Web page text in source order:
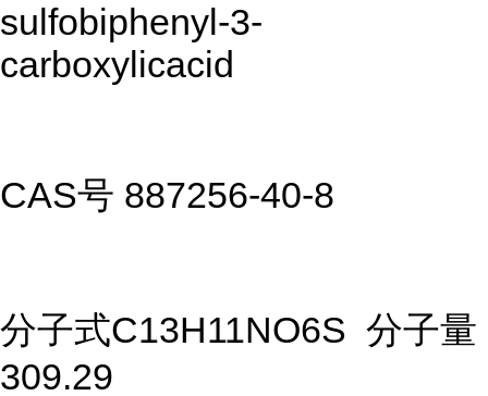
sulfobiphenyl-3-
carboxylicacid
CAS号 887256-40-8
分子式C13H11NO6S 分子量
309.29